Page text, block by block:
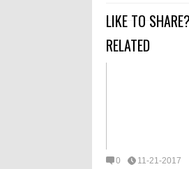
LIKE TO SHARE?
RELATED
0 11-21-2017